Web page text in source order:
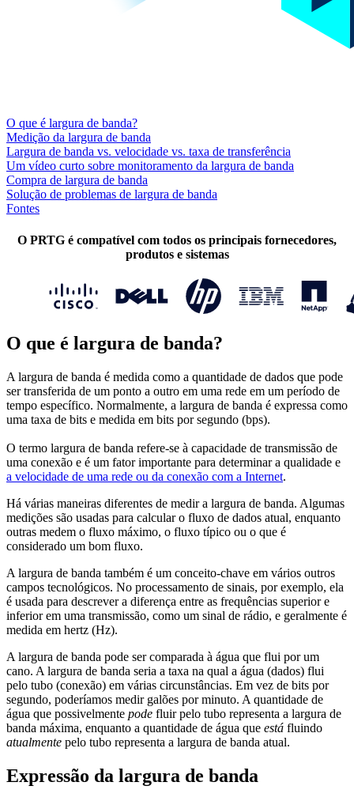
O que é largura de banda?
Medição da largura de banda
Largura de banda vs. velocidade vs. taxa de transferência
Um vídeo curto sobre monitoramento da largura de banda
Compra de largura de banda
Solução de problemas de largura de banda
Fontes
O PRTG é compatível com todos os principais fornecedores,
produtos e sistemas
O que é largura de banda?
A largura de banda é medida como a quantidade de dados que pode
ser transferida de um ponto a outro em uma rede em um período de
tempo específico. Normalmente, a largura de banda é expressa como
uma taxa de bits e medida em bits por segundo (bps).
O termo largura de banda refere-se à capacidade de transmissão de
uma conexão e é um fator importante para determinar a qualidade e
a velocidade de uma rede ou da conexão com a Internet.
Há várias maneiras diferentes de medir a largura de banda. Algumas
medições são usadas para calcular o fluxo de dados atual, enquanto
outras medem o fluxo máximo, o fluxo típico ou o que é
considerado um bom fluxo.
A largura de banda também é um conceito-chave em vários outros
campos tecnológicos. No processamento de sinais, por exemplo, ela
é usada para descrever a diferença entre as frequências superior e
inferior em uma transmissão, como um sinal de rádio, e geralmente é
medida em hertz (Hz).
A largura de banda pode ser comparada à água que flui por um
cano. A largura de banda seria a taxa na qual a água (dados) flui
pelo tubo (conexão) em várias circunstâncias. Em vez de bits por
segundo, poderíamos medir galões por minuto. A quantidade de
água que possivelmente pode fluir pelo tubo representa a largura de
banda máxima, enquanto a quantidade de água que está fluindo
atualmente pelo tubo representa a largura de banda atual.
Expressão da largura de banda